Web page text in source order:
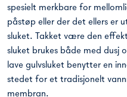
spesielt merkbare for
påstøp eller der det ellers er
sluket. Takket være den
sluket brukes både med dusj
lave gulvsluket benytter en
stedet for et tradisjonelt
membran.